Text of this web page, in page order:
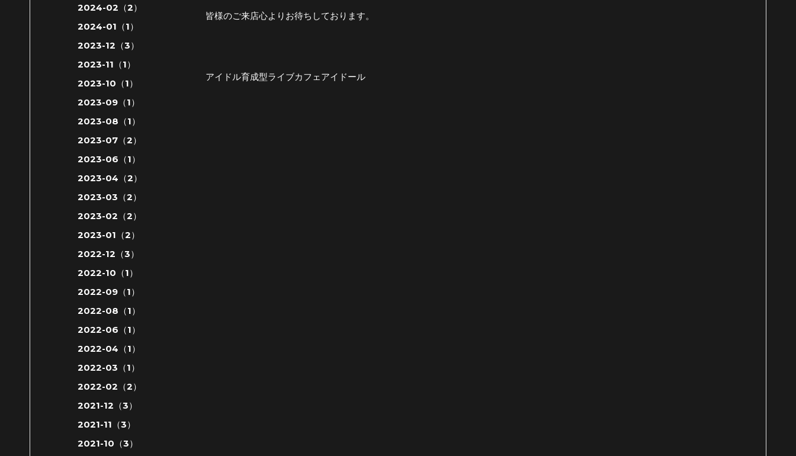
皆様のご来店心よりお待ちしております。
アイドル育成型ライブカフェアイドール
2024-02（2）
2024-01（1）
2023-12（3）
2023-11（1）
2023-10（1）
2023-09（1）
2023-08（1）
2023-07（2）
2023-06（1）
2023-04（2）
2023-03（2）
2023-02（2）
2023-01（2）
2022-12（3）
2022-10（1）
2022-09（1）
2022-08（1）
2022-06（1）
2022-04（1）
2022-03（1）
2022-02（2）
2021-12（3）
2021-11（3）
2021-10（3）